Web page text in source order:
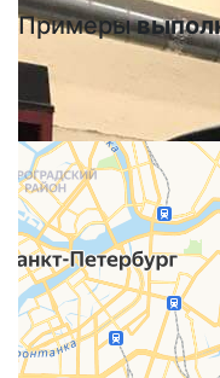
Примеры